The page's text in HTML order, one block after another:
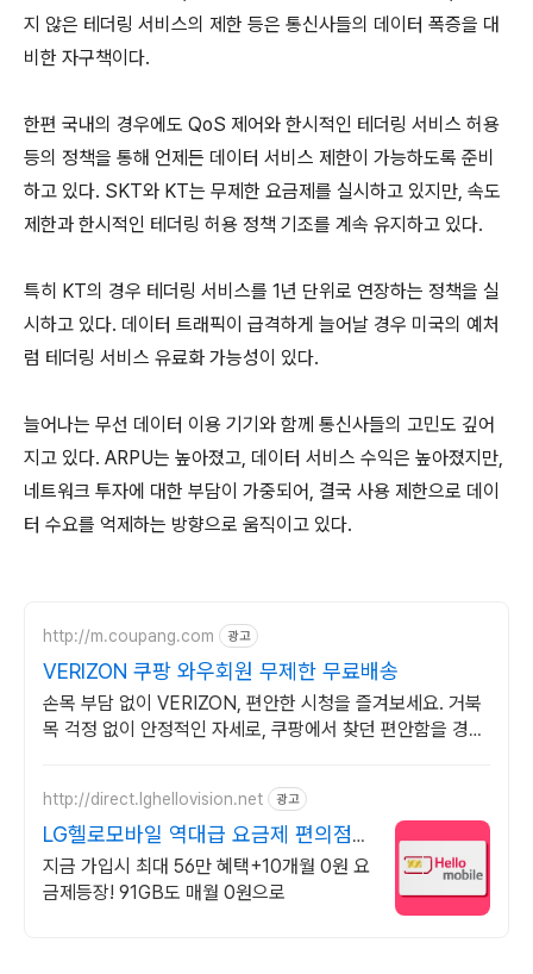
지 않은 테더링 서비스의 제한 등은 통신사들의 데이터 폭증을 대
비한 자구책이다.
한편 국내의 경우에도 QoS 제어와 한시적인 테더링 서비스 허용
등의 정책을 통해 언제든 데이터 서비스 제한이 가능하도록 준비
하고 있다. SKT와 KT는 무제한 요금제를 실시하고 있지만, 속도
제한과 한시적인 테더링 허용 정책 기조를 계속 유지하고 있다.
특히 KT의 경우 테더링 서비스를 1년 단위로 연장하는 정책을 실
시하고 있다. 데이터 트래픽이 급격하게 늘어날 경우 미국의 예처
럼 테더링 서비스 유료화 가능성이 있다.
늘어나는 무선 데이터 이용 기기와 함께 통신사들의 고민도 깊어
지고 있다. ARPU는 높아졌고, 데이터 서비스 수익은 높아졌지만,
네트워크 투자에 대한 부담이 가중되어, 결국 사용 제한으로 데이
터 수요를 억제하는 방향으로 움직이고 있다.
http://m.coupang.com 광고
VERIZON 쿠팡 와우회원 무제한 무료배송
손목 부담 없이 VERIZON, 편안한 시청을 즐겨보세요. 거북
목 걱정 없이 안정적인 자세로, 쿠팡에서 찾던 편안함을 경험
http://direct.lghellovision.net 광고
LG헬로모바일 역대급 요금제 편의점
유심, 이심 즉시개통
지금 가입시 최대 56만 혜택+10개월 0원 요
금제등장! 91GB도 매월 0원으로